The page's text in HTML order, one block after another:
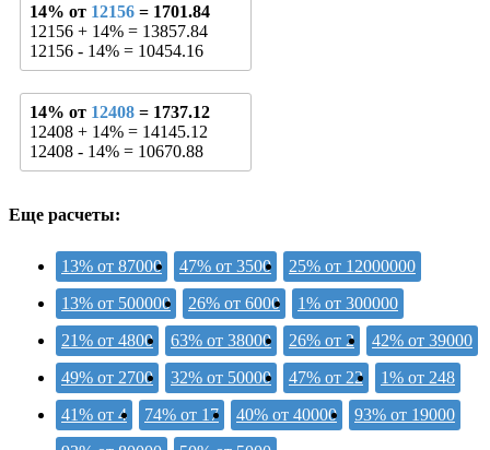
14% от 12156 = 1701.84
12156 + 14% = 13857.84
12156 - 14% = 10454.16
14% от 12408 = 1737.12
12408 + 14% = 14145.12
12408 - 14% = 10670.88
Еще расчеты:
13% от 87000 47% от 3500
25% от 12000000
13% от 500000
26% от 6000
1% от 300000
21% от 4800
63% от 38000 26% от 2
42% от 39000
49% от 2700
32% от 50000 47% от 22
1% от 248
41% от 4
74% от 17 40% от 40000
93% от 19000